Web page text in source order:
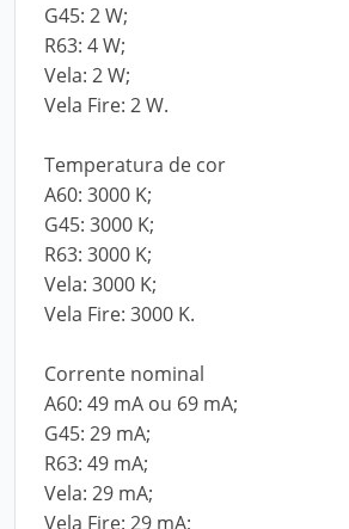
G45: 2 W;
R63: 4 W;
Vela: 2 W;
Vela Fire: 2 W.
Temperatura de cor
A60: 3000 K;
G45: 3000 K;
R63: 3000 K;
Vela: 3000 K;
Vela Fire: 3000 K.
Corrente nominal
A60: 49 mA ou 69 mA;
G45: 29 mA;
R63: 49 mA;
Vela: 29 mA;
Vela Fire: 29 mA;